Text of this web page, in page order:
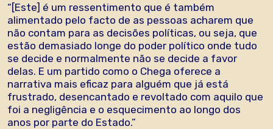
“[Este] é um ressentimento que é também
alimentado pelo facto de as pessoas acharem que
não contam para as decisões políticas, ou seja, que
estão demasiado longe do poder político onde tudo
se decide e normalmente não se decide a favor
delas. E um partido como o Chega oferece a
narrativa mais eficaz para alguém que já está
frustrado, desencantado e revoltado com aquilo que
foi a negligência e o esquecimento ao longo dos
anos por parte do Estado.”